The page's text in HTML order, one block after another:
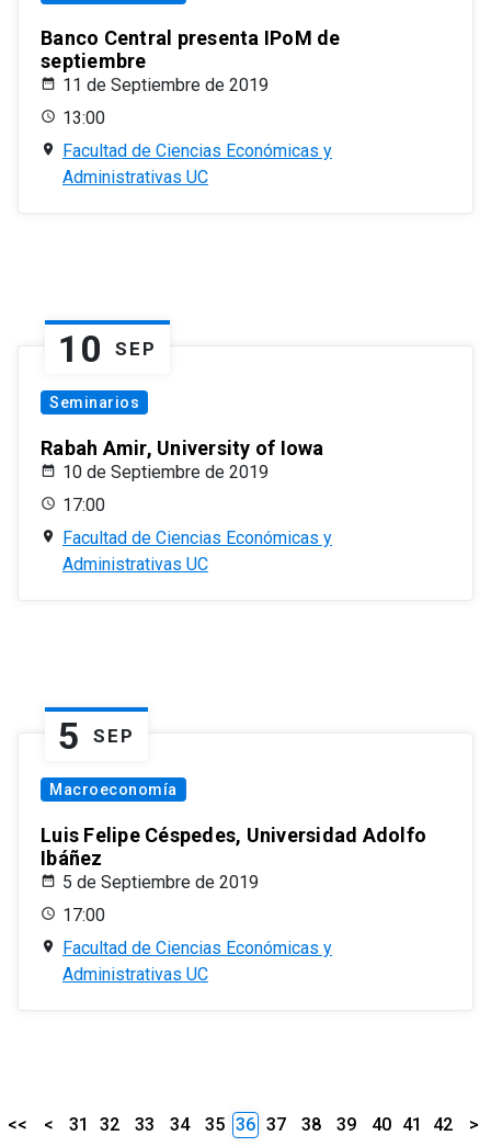
Banco Central presenta IPoM de
septiembre
11 de Septiembre de 2019
13:00
Facultad de Ciencias Económicas y
Administrativas UC
10 SEP
Seminarios
Rabah Amir, University of Iowa
10 de Septiembre de 2019
17:00
Facultad de Ciencias Económicas y
Administrativas UC
5 SEP
Macroeconomía
Luis Felipe Céspedes, Universidad Adolfo
Ibáñez
5 de Septiembre de 2019
17:00
Facultad de Ciencias Económicas y
Administrativas UC
<< < 31 32 33 34 35 36 37 38 39 40 41 42 >